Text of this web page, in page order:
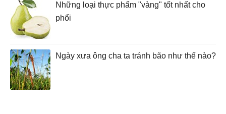
Những loại thực phẩm "vàng" tốt nhất cho
phổi
Ngày xưa ông cha ta tránh bão như thế nào?